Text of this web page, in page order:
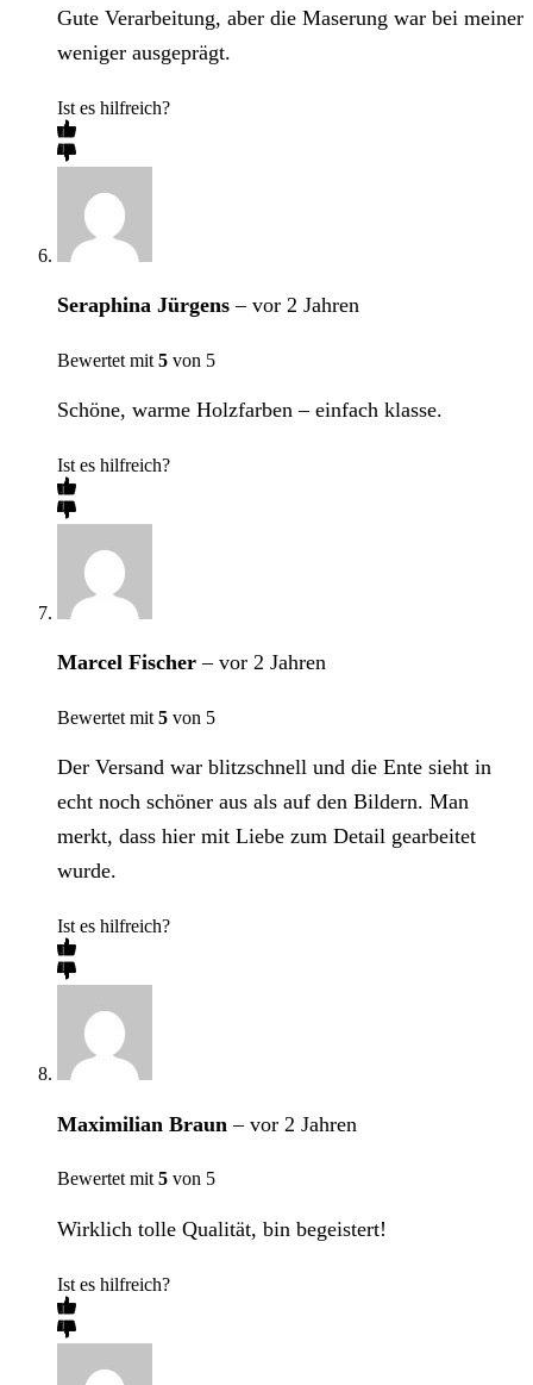
Gute Verarbeitung, aber die Maserung war bei meiner
weniger ausgeprägt.
Ist es hilfreich?
Seraphina Jürgens– vor 2 Jahren
Bewertet mit 5 von 5
Schöne, warme Holzfarben – einfach klasse.
Ist es hilfreich?
Marcel Fischer– vor 2 Jahren
Bewertet mit 5 von 5
Der Versand war blitzschnell und die Ente sieht in
echt noch schöner aus als auf den Bildern. Man
merkt, dass hier mit Liebe zum Detail gearbeitet
wurde.
Ist es hilfreich?
Maximilian Braun– vor 2 Jahren
Bewertet mit5 von 5
Wirklich tolle Qualität, bin begeistert!
Ist es hilfreich?